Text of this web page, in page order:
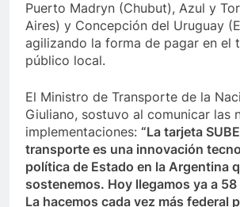
Puerto Madryn (Chubut), Azul y
Aires) y Concepción del Uruguay
agilizando la forma de pagar en el
público local.
El Ministro de Transporte de la
Giuliano, sostuvo al comunicar las
implementaciones: “La tarjeta
transporte es una innovación
política de Estado en la Argentina
sostenemos. Hoy llegamos ya a
La hacemos cada vez más federal